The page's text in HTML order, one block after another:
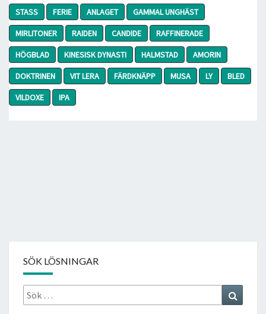
STASS FERIE ANLAGET
GAMMAL UNGHÄST
MIRLITONER
RAIDEN CANDIDE
RAFFINERADE
HÖGBLAD
KINESISK DYNASTI HALMSTAD
AMORIN
DOKTRINEN
VIT LERA FÄRDKNÄPP MUSA LY
BLED
VILDOXE
IPA
SÖK LÖSNINGAR
Sök
efter: